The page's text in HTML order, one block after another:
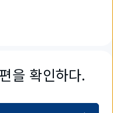
을 확인하다.